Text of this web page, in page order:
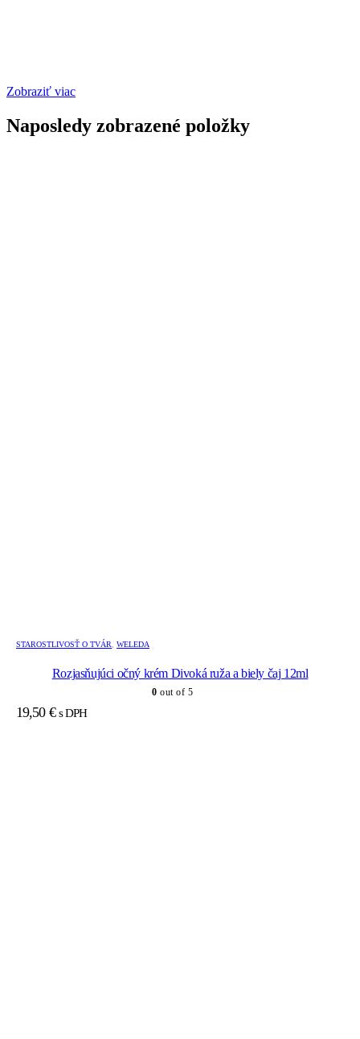
Zobraziť viac
Naposledy zobrazené položky
STAROSTLIVOSŤ O TVÁR, WELEDA
Rozjasňujúci očný krém Divoká ruža a biely čaj 12ml
0 out of 5
19,50 € s DPH